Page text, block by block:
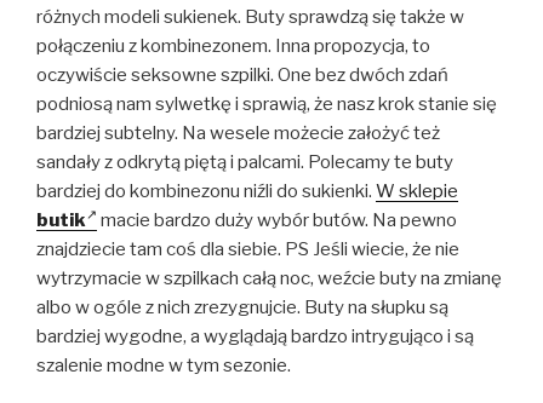
różnych modeli sukienek. Buty sprawdzą się także w
połączeniu z kombinezonem. Inna propozycja, to
oczywiście seksowne szpilki. One bez dwóch zdań
podniosą nam sylwetkę i sprawią, że nasz krok stanie się
bardziej subtelny. Na wesele możecie założyć też
sandały z odkrytą piętą i palcami. Polecamy te buty
bardziej do kombinezonu niźli do sukienki. W sklepie
butik
macie bardzo duży wybór butów. Na pewno
znajdziecie tam coś dla siebie. PS Jeśli wiecie, że nie
wytrzymacie w szpilkach całą noc, weźcie buty na zmianę
albo w ogóle z nich zrezygnujcie. Buty na słupku są
bardziej wygodne, a wyglądają bardzo intrygująco i są
szalenie modne w tym sezonie.